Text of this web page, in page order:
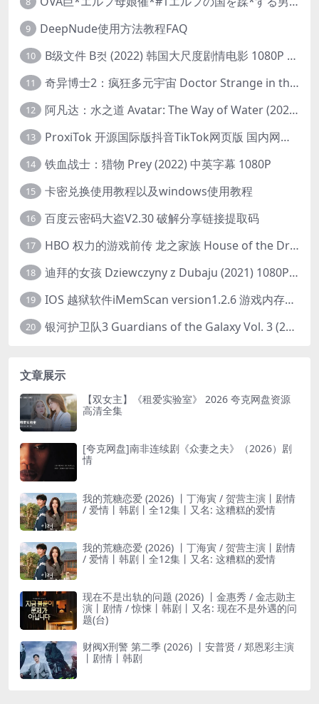
9 DeepNude使用方法教程FAQ
10 B级文件 B컷 (2022) 韩国大尺度剧情电影 1080P 中字
11 奇异博士2：疯狂多元宇宙 Doctor Strange in the Multiverse of Madness (2022) 高清版1080p
12 阿凡达：水之道 Avatar: The Way of Water (2022) 1080p 2k 4k 中文字幕
13 ProxiTok 开源国际版抖音TikTok网页版 国内网络直连
14 铁血战士：猎物 Prey (2022) 中英字幕 1080P
15 卡密兑换使用教程以及windows使用教程
16 百度云密码大盗V2.30 破解分享链接提取码
17 HBO 权力的游戏前传 龙之家族 House of the Dragon (2022) 中字 1080P 更新4集
18 迪拜的女孩 Dziewczyny z Dubaju (2021) 1080P 中字
19 IOS 越狱软件iMemScan version1.2.6 游戏内存修改器
20 银河护卫队3 Guardians of the Galaxy Vol. 3 (2023)4K高清资源1080p只分享精品
文章展示
【双女主】《租爱实验室》 2026 夸克网盘资源
高清全集
[夸克网盘]南非连续剧《众妻之夫》（2026）剧
情
我的荒糖恋爱 (2026) 丨丁海寅 / 贺营主演丨剧情
/ 爱情丨韩剧丨全12集丨又名: 这糟糕的爱情
我的荒糖恋爱 (2026) 丨丁海寅 / 贺营主演丨剧情
/ 爱情丨韩剧丨全12集丨又名: 这糟糕的爱情
现在不是出轨的问题 (2026) 丨金惠秀 / 金志勋主
演丨剧情 / 惊悚丨韩剧丨又名: 现在不是外遇的问
题(台)
财阀X刑警 第二季 (2026) 丨安普贤 / 郑恩彩主演
丨剧情丨韩剧